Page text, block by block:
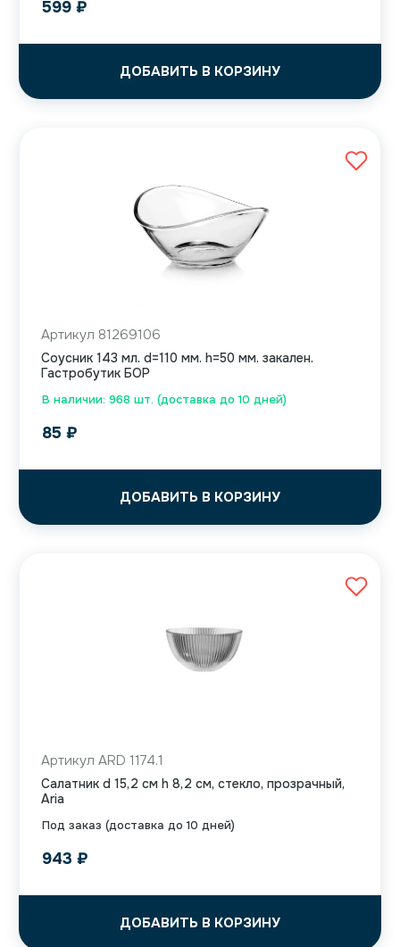
599 ₽
ДОБАВИТЬ В КОРЗИНУ
В наличии: 968 шт. (доставка до 10 дней)
Артикул 81269106
Соусник 143 мл. d=110 мм. h=50 мм. закален.
Гастробутик БОР
85 ₽
ДОБАВИТЬ В КОРЗИНУ
Под заказ (доставка до 10 дней)
Артикул ARD 1174.1
Салатник d 15,2 см h 8,2 см, стекло, прозрачный,
Aria
943 ₽
ДОБАВИТЬ В КОРЗИНУ